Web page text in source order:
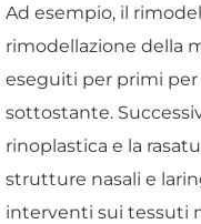
Ad esempio, il
rimodellazione della
eseguiti per primi
sottostante.
rinoplastica e la
strutture nasali e
interventi sui tessuti